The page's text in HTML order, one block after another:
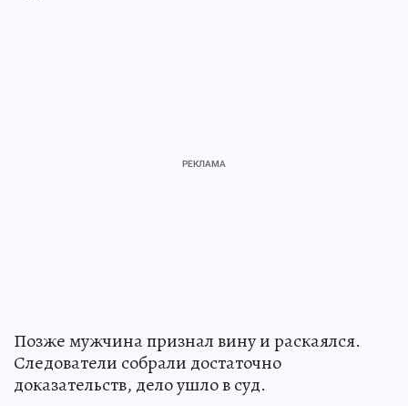
Позже мужчина признал вину и раскаялся.
Следователи собрали достаточно
доказательств, дело ушло в суд.